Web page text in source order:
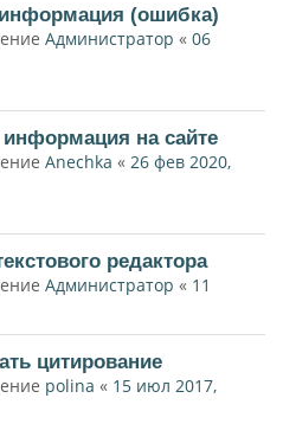
(ошибка)
Администратор « 06
информация на сайте
Anechka « 26 фев 2020,
редактора
Администратор « 11
цитирование
polina « 15 июл 2017,